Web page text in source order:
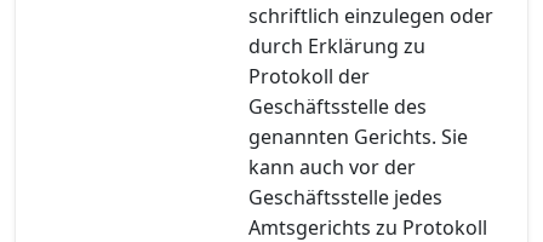
schriftlich einzulegen oder
durch Erklärung zu
Protokoll der
Geschäftsstelle des
genannten Gerichts. Sie
kann auch vor der
Geschäftsstelle jedes
Amtsgerichts zu Protokoll